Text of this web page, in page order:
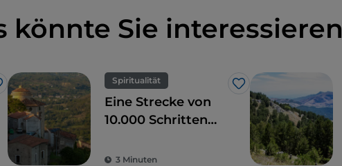
könnte Sie interessieren
Spiritualität
Like
Eine Strecke von
10.000 Schritten
des Sacro Monte di
3 Minuten